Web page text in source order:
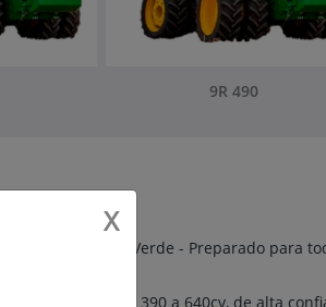
9R 490
Deere - Verde no Verde - Preparado para
Deere;
JD14 de 13.6L, de 390 a 640cv, de alta
X